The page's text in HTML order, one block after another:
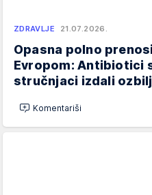
ZDRAVLJE 21.07.2026.
Opasna polno
Evropom: Antibiotici
stručnjaci izdali
Komentariši